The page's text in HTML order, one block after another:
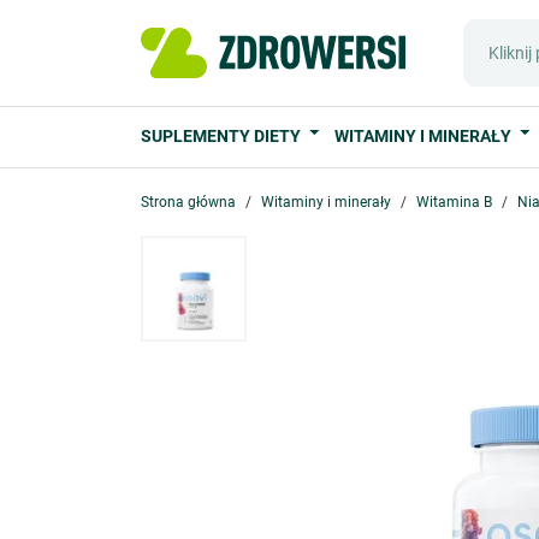
SUPLEMENTY DIETY WITAMINY I MINERAŁY
Strona główna Witaminy i minerały Witamina B